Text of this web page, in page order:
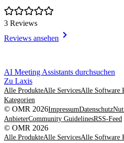
3 Reviews
Reviews ansehen
Item
1
of
8
AI Meeting Assistants durchsuchen
Zu Laxis
Alle ProdukteAlle ServicesAlle Software
Kategorien
© OMR 2026ImpressumDatenschutz
AnbieterCommunity GuidelinesRSS-Feed
© OMR 2026
Alle ProdukteAlle ServicesAlle Software